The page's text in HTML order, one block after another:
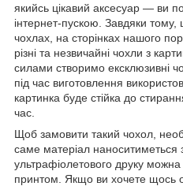
якийсь цікавий аксесуар — ви
інтернет-пускою. Завдяки
чохлах, на сторінках нашого
різні та незвичайні чохли з
силами створимо ексклюзивні
під час виготовлення
картинка буде стійка до
час.
Щоб замовити такий чохол,
саме матеріал
ультрафіолетового друку можна
принтом. Якщо ви хочете щось